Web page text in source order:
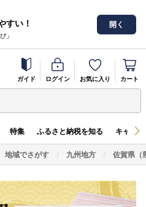
すい！
」
開く
ガイド ログイン お気に入り カート
特集 ふるさと納税を知る キャン
地域でさがす 九州地方 佐賀県（